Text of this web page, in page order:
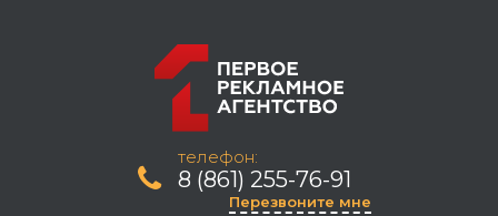
телефон:
8 (861) 255-76-91
Перезвоните мне